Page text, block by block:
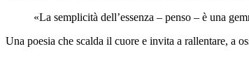
«La semplicità dell’essenza – penso – è una
Una poesia che scalda il cuore e invita a rallentare, a